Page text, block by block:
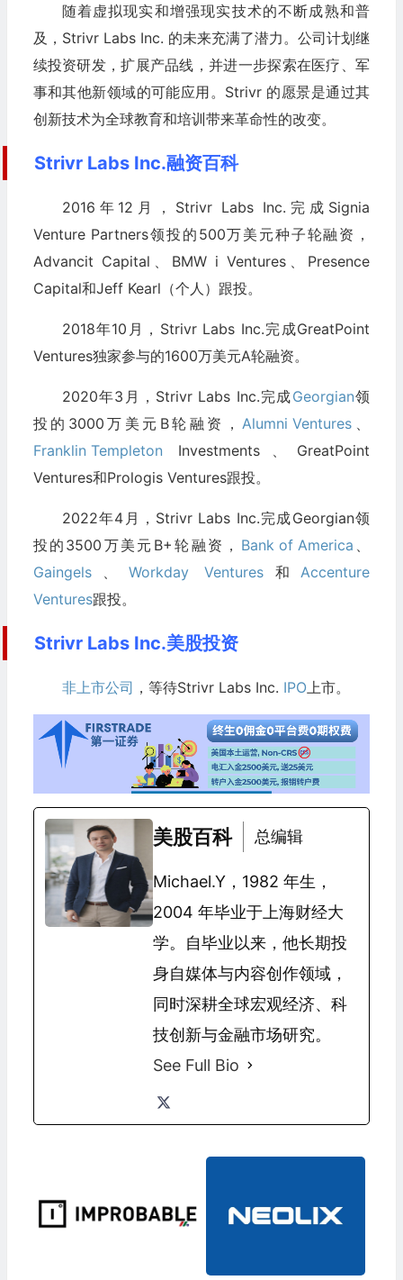
随着虚拟现实和增强现实技术的不断成熟和普
及，Strivr Labs Inc. 的未来充满了潜力。公司计划继
续投资研发，扩展产品线，并进一步探索在医疗、军
事和其他新领域的可能应用。Strivr 的愿景是通过其
创新技术为全球教育和培训带来革命性的改变。
Strivr Labs Inc.融资百科
2016年12月，Strivr Labs Inc.完成Signia
Venture Partners领投的500万美元种子轮融资，
Advancit Capital、BMW i Ventures、Presence
Capital和Jeff Kearl（个人）跟投。
2018年10月，Strivr Labs Inc.完成GreatPoint
Ventures独家参与的1600万美元A轮融资。
2020年3月，Strivr Labs Inc.完成Georgian领
投的3000万美元B轮融资， Alumni Ventures
Franklin Templeton Investments、GreatPoint
Ventures和Prologis Ventures跟投。
2022年4月，Strivr Labs Inc.完成Georgian领
投的3500万美元B+轮融资， Bank of America
Gaingels、 Workday Ventures 和 Accenture
Ventures跟投。
Strivr Labs Inc.美股投资
非上市公司 ，等待Strivr Labs Inc. IPO上市。
美股百科 总编辑
Michael.Y，1982 年生，
2004 年毕业于上海财经大
学。自毕业以来，他长期投
身自媒体与内容创作领域，
同时深耕全球宏观经济、科
技创新与金融市场研究。
See Full Bio